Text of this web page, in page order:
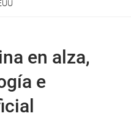
en alza,
e